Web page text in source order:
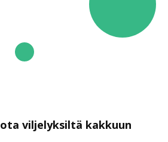
viljelyksiltä kakkuun